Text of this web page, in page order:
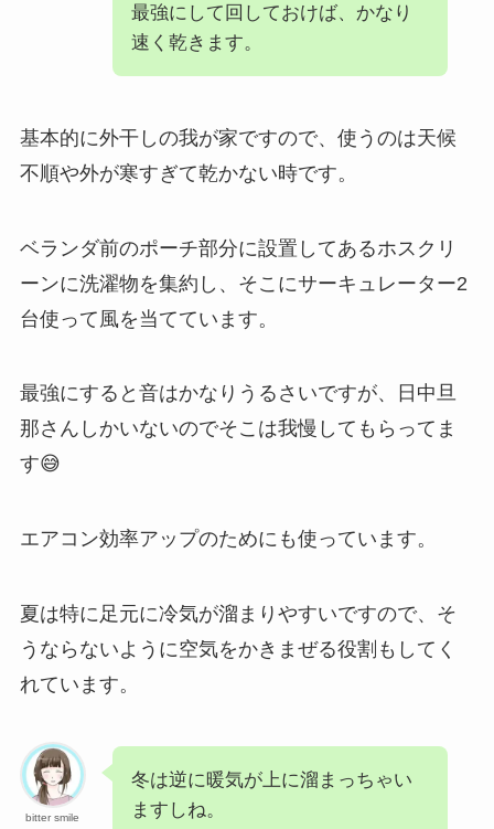
最強にして回しておけば、かなり
速く乾きます。
基本的に外干しの我が家ですので、使うのは天候
不順や外が寒すぎて乾かない時です。
ベランダ前のポーチ部分に設置してあるホスクリ
ーンに洗濯物を集約し、そこにサーキュレーター2
台使って風を当てています。
最強にすると音はかなりうるさいですが、日中旦
那さんしかいないのでそこは我慢してもらってま
す😅
エアコン効率アップのためにも使っています。
夏は特に足元に冷気が溜まりやすいですので、そ
うならないように空気をかきまぜる役割もしてく
れています。
bitter smile
冬は逆に暖気が上に溜まっちゃい
ますしね。